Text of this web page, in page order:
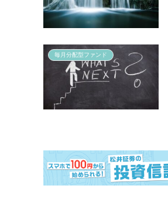
毎月分配型ファンド